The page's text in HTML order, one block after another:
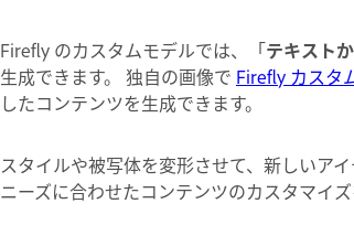
Firefly のカスタムモデルでは、「テキスト
生成できます。 独自の画像で Firefly カスタ
したコンテンツを生成できます。
スタイルや被写体を変形させて、新しいア
ニーズに合わせたコンテンツのカスタマイズ